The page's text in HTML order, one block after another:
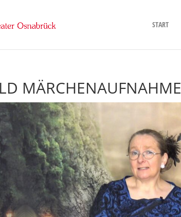
START
MÄRCHENAUFNAHME